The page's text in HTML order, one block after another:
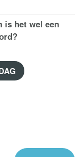
is het wel een